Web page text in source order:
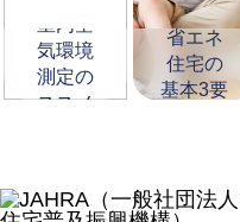
室内空
気環境
測定の
ススメ
健康・
省エネ
住宅の
基本3要